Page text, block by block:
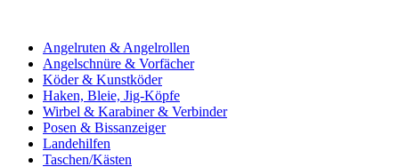
Angelruten & Angelrollen
Angelschnüre & Vorfächer
Köder & Kunstköder
Haken, Bleie, Jig-Köpfe
Wirbel & Karabiner & Verbinder
Posen & Bissanzeiger
Landehilfen
Taschen/Kästen